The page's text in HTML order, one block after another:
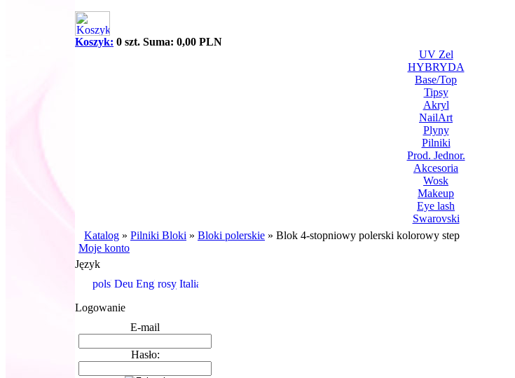
Koszyk: 0 szt. Suma: 0,00 PLN
UV Zel
HYBRYDA
Base/Top
Tipsy
Akryl
NailArt
Plyny
Pilniki
Prod. Jednor.
Akcesoria
Wosk
Makeup
Eye lash
Swarovski
Katalog » Pilniki Bloki » Bloki polerskie » Blok 4-stopniowy polerski kolorowy step
Moje konto
Język
Logowanie
E-mail
Hasło: